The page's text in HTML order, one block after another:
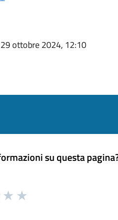
ottobre 2024, 12:10
su questa